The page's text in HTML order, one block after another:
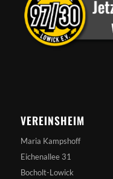
VEREINSHEIM
Maria Kampshoff
Eichenallee 31
Bocholt-Lowick